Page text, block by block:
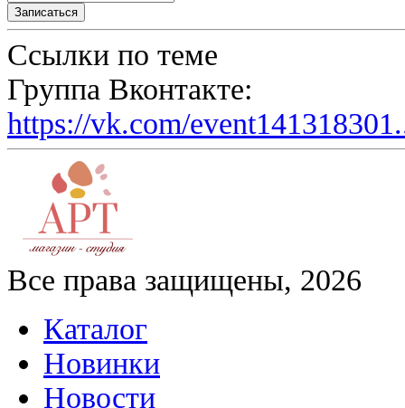
Ссылки по теме
Группа Вконтакте:
https://vk.com/
Все права защищены, 2026
Каталог
Новинки
Новости